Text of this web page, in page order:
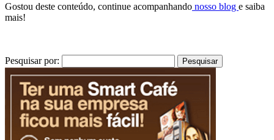
Gostou deste conteúdo, continue acompanhando nosso blog e saiba
mais!
Pesquisar por: